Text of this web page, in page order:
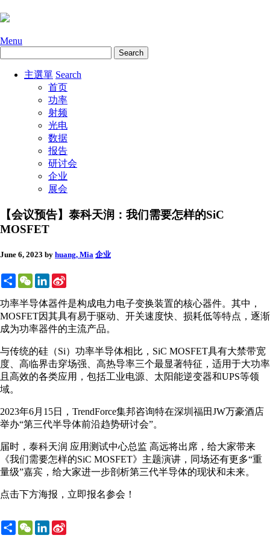
Menu
主選單 Search
首页
功率
射频
光电
数据
报告
研讨会
企业
展会
【会议预告】泰科天润：我们需要怎样的SiC
MOSFET
June 6, 2023 by huang, Mia 企业
ShareWeChatLinkedIn
功率半导体器件是构成电力电子变换装置的核心器件。其中，
MOSFET因其具有易于驱动、开关速度快、损耗低等特点，逐渐
成为功率器件的主流产品。
与传统的硅（Si）功率半导体相比，SiC MOSFET具有大禁带宽
度、高临界击穿场强、高热导率三个最显著特征，适用于大功率
且高效的各类应用，包括工业电源、太阳能逆变器和UPS等领
域。
2023年6月15日，TrendForce集邦咨询特在深圳福田JW万豪酒店
举办“第三代半导体前沿趋势研讨会”。
届时，泰科天润 应用测试中心总监 高远将出席，给大家带来
《我们需要怎样的SiC MOSFET》主题演讲，同场还有更多“重
量级”嘉宾，给大家进一步剖析第三代半导体的现状和未来。
点击下方海报，立即报名参会！
ShareWeChatLinkedIn